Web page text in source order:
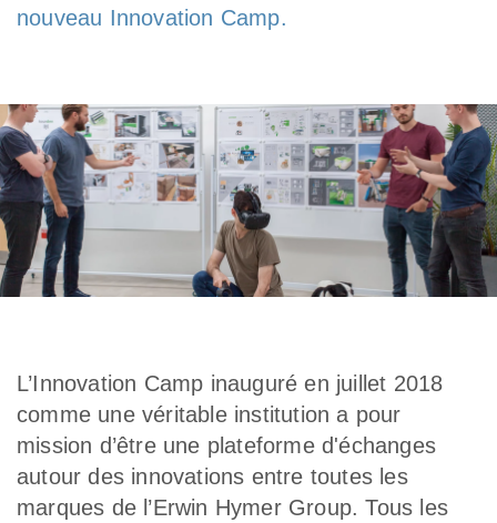
nouveau Innovation Camp.
L’Innovation Camp inauguré en juillet 2018
comme une véritable institution a pour
mission d’être une plateforme d'échanges
autour des innovations entre toutes les
marques de l’Erwin Hymer Group. Tous les